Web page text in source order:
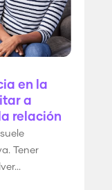
en la
a
relación
Tener